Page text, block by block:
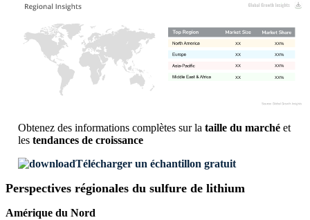
XX%
XX
XX%
XX
XX%
XX
XX%
XX
Obtenez des informations complètes sur la taille du marché et
les tendances de croissance
Télécharger un échantillon gratuit
Perspectives régionales du sulfure de lithium
Amérique du Nord